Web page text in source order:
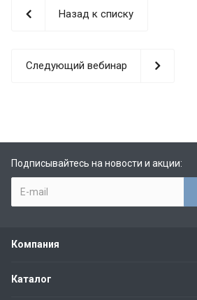
Назад к списку
Следующий вебинар
Подписывайтесь на новости и акции:
Компания
Каталог